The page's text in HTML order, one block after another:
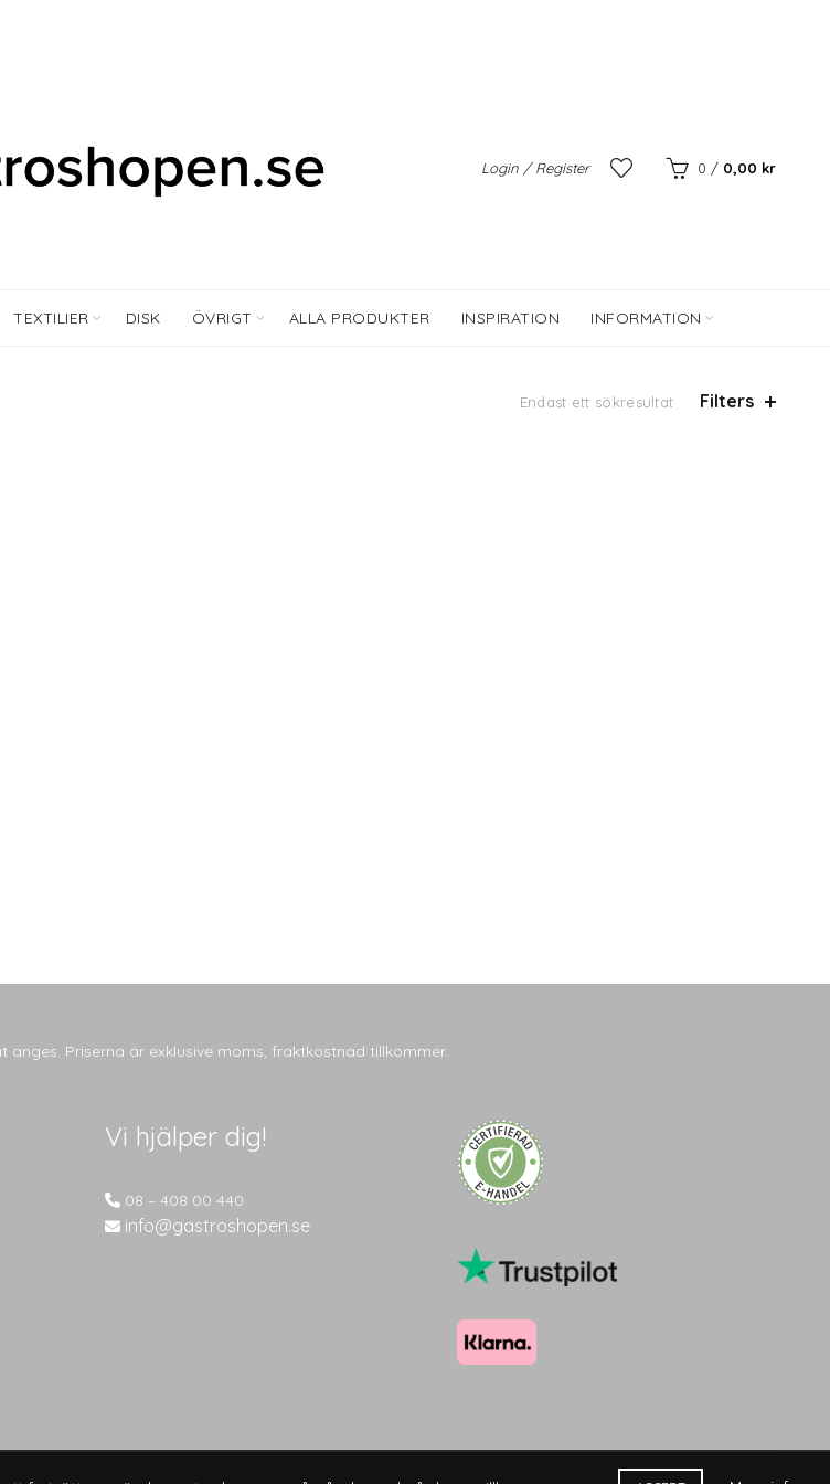
Login / Register 0 / 0,00 kr
TEXTILIER DISK ÖVRIGT ALLA PRODUKTER INSPIRATION INFORMATION
Endast ett sökresultat Filters
Priserna är exklusive moms, fraktkostnad tillkommer.
Vi hjälper dig!
08 – 408 00 440
info@gastroshopen.se